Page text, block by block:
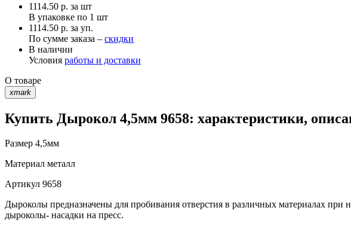
1114.50 р. за шт
В упаковке по 1 шт
1114.50 р. за уп.
По сумме заказа – скидки
В наличии
Условия работы и доставки
О товаре
xmark
Купить Дырокол 4,5мм 9658: характеристики,
Размер 4,5мм
Материал металл
Артикул 9658
Дыроколы предназначены для пробивания отверстия в различных материалах
дыроколы- насадки на пресс.